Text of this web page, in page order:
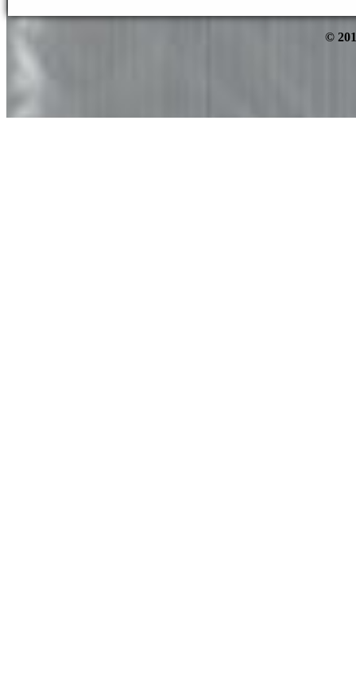
©